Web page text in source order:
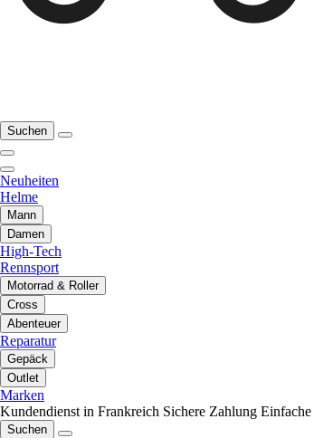
Suchen
Neuheiten
Helme
Mann
Damen
High-Tech
Rennsport
Motorrad & Roller
Cross
Abenteuer
Reparatur
Gepäck
Outlet
Marken
Kundendienst in Frankreich Sichere Zahlung
Suchen